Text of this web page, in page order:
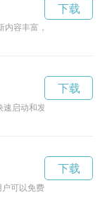
容丰富，提供更流畅的
下载
启动和发展的孵化器，
下载
可以免费享受高速、稳定
下载